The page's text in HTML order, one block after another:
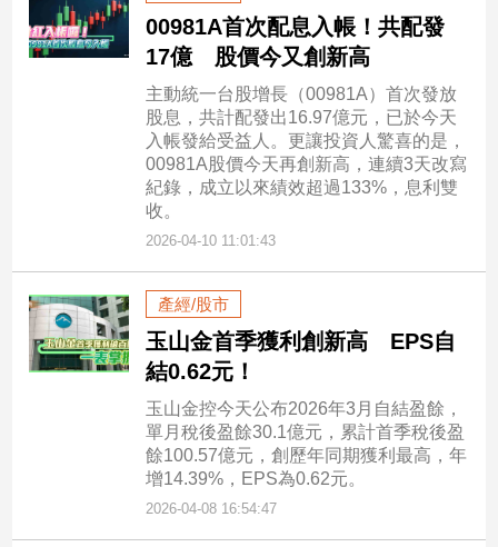
Pet
媒
體
【我
00981A首次配息入帳！共配發
17億 股價今又創新高
主動統一台股增長（00981A）首次發放
股息，共計配發出16.97億元，已於今天
入帳發給受益人。更讓投資人驚喜的是，
00981A股價今天再創新高，連續3天改寫
紀錄，成立以來績效超過133%，息利雙
收。
2026-04-10 11:01:43
產經/股市
玉山金首季獲利創新高 EPS自
結0.62元！
玉山金控今天公布2026年3月自結盈餘，
單月稅後盈餘30.1億元，累計首季稅後盈
餘100.57億元，創歷年同期獲利最高，年
增14.39%，EPS為0.62元。
2026-04-08 16:54:47